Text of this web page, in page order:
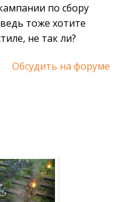
по сбору
тоже хотите
не так ли?
Обсудить на форуме